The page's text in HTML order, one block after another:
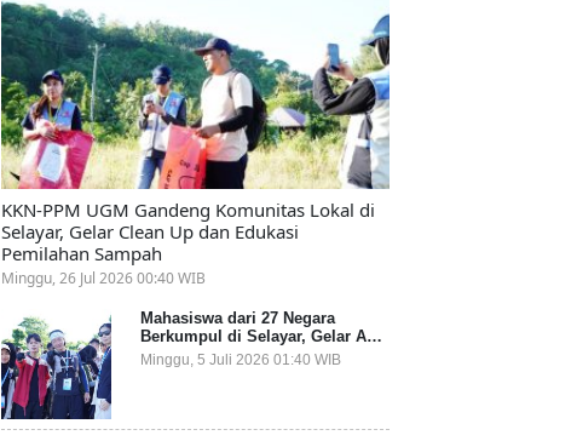
KKN-PPM UGM Gandeng Komunitas Lokal di
Selayar, Gelar Clean Up dan Edukasi
Pemilahan Sampah
Minggu, 26 Jul 2026 00:40 WIB
Mahasiswa dari 27 Negara
Berkumpul di Selayar, Gelar Aksi
Lingkungan dan Dalami Kearifan
Lokal Bumi Tanadoang
Minggu, 5 Juli 2026 01:40 WIB